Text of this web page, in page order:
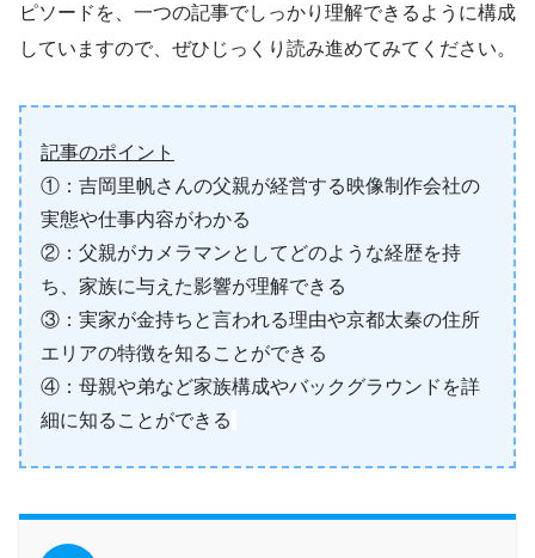
ピソードを、一つの記事でしっかり理解できるように構成
していますので、ぜひじっくり読み進めてみてください。
記事のポイント
①：吉岡里帆さんの父親が経営する映像制作会社の
実態や仕事内容がわかる
②：父親がカメラマンとしてどのような経歴を持
ち、家族に与えた影響が理解できる
③：実家が金持ちと言われる理由や京都太秦の住所
エリアの特徴を知ることができる
④：母親や弟など家族構成やバックグラウンドを詳
細に知ることができる